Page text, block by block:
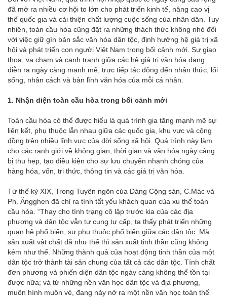
đã mở ra nhiều cơ hội to lớn cho phát triển kinh tế, nâng cao vị
thế quốc gia và cải thiện chất lượng cuộc sống của nhân dân. Tuy
nhiên, toàn cầu hóa cũng đặt ra những thách thức không nhỏ đối
với việc giữ gìn bản sắc văn hóa dân tộc, định hướng hệ giá trị xã
hội và phát triển con người Việt Nam trong bối cảnh mới. Sự giao
thoa, va chạm và cạnh tranh giữa các hệ giá trị văn hóa đang
diễn ra ngày càng mạnh mẽ, trực tiếp tác động đến nhận thức, lối
sống, nhân cách và bản lĩnh văn hóa của mỗi cá nhân.
1. Nhận diện toàn cầu hòa trong bối cảnh mới
Toàn cầu hóa có thể được hiểu là quá trình gia tăng mạnh mẽ sự
liên kết, phụ thuộc lẫn nhau giữa các quốc gia, khu vực và cộng
đồng trên nhiều lĩnh vực của đời sống xã hội. Quá trình này làm
cho các ranh giới về không gian, thời gian và văn hóa ngày càng
bị thu hẹp, tạo điều kiện cho sự lưu chuyển nhanh chóng của
hàng hóa, vốn, tri thức, thông tin và các giá trị văn hóa.
Từ thế kỷ XIX, Trong Tuyên ngôn của Đảng Cộng sản, C.Mác và
Ph. Ăngghen đã chỉ ra tính tất yếu khách quan của xu thế toàn
cầu hóa. “Thay cho tình trạng cô lập trước kia của các địa
phương và dân tộc vẫn tự cung tự cấp, ta thấy phát triển những
quan hệ phổ biến, sự phụ thuộc phổ biến giữa các dân tộc. Mà
sản xuất vật chất đã như thế thì sản xuất tinh thần cũng không
kém như thế. Những thành quả của hoạt động tinh thần của một
dân tộc trở thành tài sản chung của tất cả các dân tộc. Tính chất
đơn phương và phiến diện dân tộc ngày càng không thể tồn tại
được nữa; và từ những nền văn học dân tộc và địa phương,
muôn hình muôn vẻ, đang nảy nở ra một nền văn học toàn thế